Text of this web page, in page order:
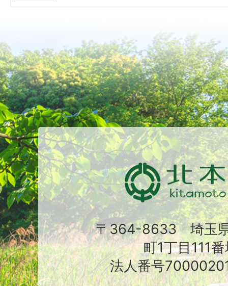
〒364-8633 埼玉
町1丁目111
法人番号